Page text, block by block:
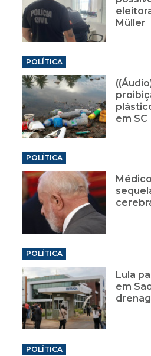
Müller
POLÍTICA
em SC
POLÍTICA
POLÍTICA
Lula
em
POLÍTICA